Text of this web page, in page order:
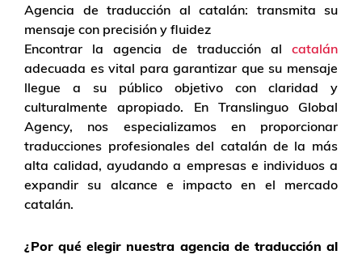
Agencia de traducción al catalán: transmita su
mensaje con precisión y fluidez
Encontrar la agencia de traducción al catalán
adecuada es vital para garantizar que su mensaje
llegue a su público objetivo con claridad y
culturalmente apropiado. En Translinguo Global
Agency, nos especializamos en proporcionar
traducciones profesionales del catalán de la más
alta calidad, ayudando a empresas e individuos a
expandir su alcance e impacto en el mercado
catalán.
¿Por qué elegir nuestra agencia de traducción al